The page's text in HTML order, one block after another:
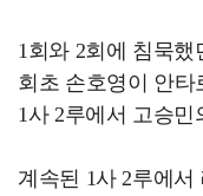
1회와 2회에 침묵
회초 손호영이 안
1사 2루에서 고승
계속된 1사 2루에